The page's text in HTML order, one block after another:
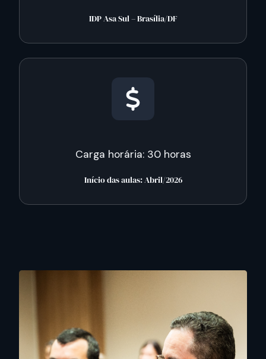
IDP Asa Sul – Brasília/DF
Carga horária: 30 horas
Início das aulas: Abril/2026